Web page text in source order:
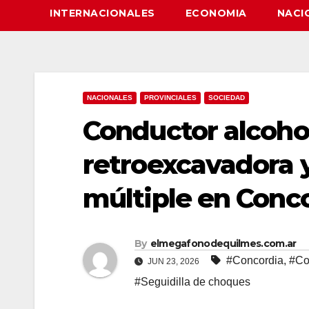
INTERNACIONALES ECONOMIA
NACIONALES PROVINCIALES SOCIEDAD
Conductor
retroexcavadora
múltiple en
By elmegafonodequilmes.com.ar
JUN 23, 2026 #Concordia,
#Seguidilla de choques